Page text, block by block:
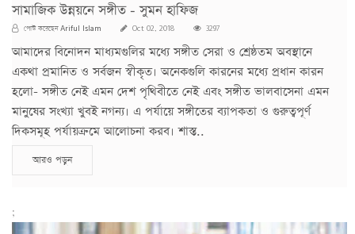
সামাজিক উন্নয়নে সঙ্গীত - সুমন হাফিজ
পোস্ট করেছেনAriful Islam Oct 02, 2018 3297
আমাদের বিনোদন মাধ্যমগুলির মধ্যে সঙ্গীত সেরা ও শ্রেষ্ঠতম অবস্থানে
একথা প্রমানিত ও সর্বজন স্বীকৃত। অনেকগুলি কারনের মধ্যে প্রধান কারন
হলো- সঙ্গীত নেই এমন দেশ পৃথিবীতে নেই এবং সঙ্গীত ভালবাসেনা এমন
মানুষের সংখ্যা খুবই নগন্য। এ পর্যায়ে সঙ্গীতের ব্যাপকতা ও গুরুত্বপূর্ণ
দিকসমূহ পর্যায়ক্রমে আলোচনা করব। শাস্ত..
আরও পড়ুন
;